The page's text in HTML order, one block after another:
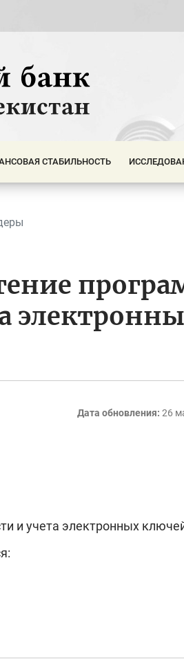
СТАБИЛЬНОСТЬ
Дата обновления: 26
и учета электронных